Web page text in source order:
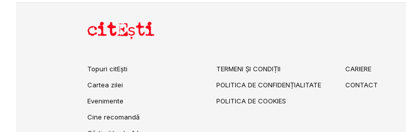
citEști
Topuri citEști
Cartea zilei
Evenimente
Cine recomandă
TERMENI ȘI CONDIȚII
POLITICA DE CONFIDENȚIALITATE
POLITICA DE COOKIES
CARIERE
CONTACT